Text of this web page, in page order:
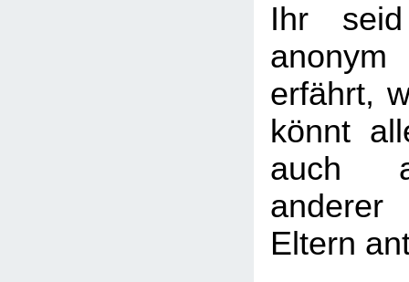
Ihr
erfährt,
könnt
auch
Eltern